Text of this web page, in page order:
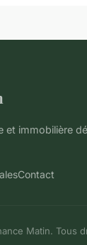
et immobilière
Contact
Matin. Tous